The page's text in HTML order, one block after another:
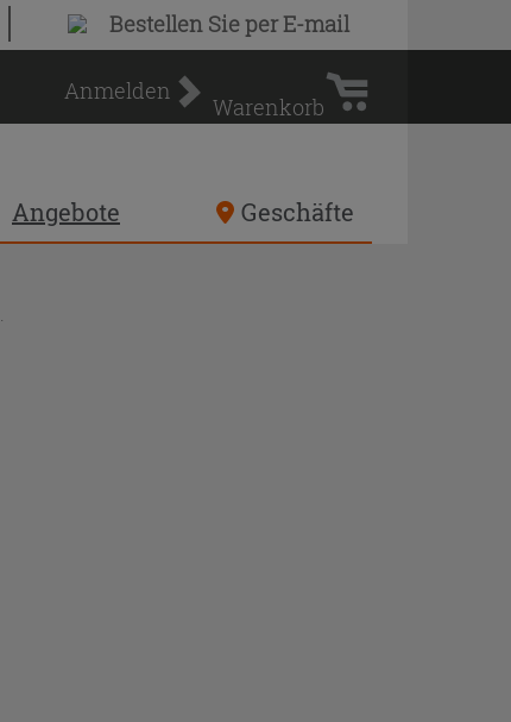
Bestellen Sieper E-mail
Anmelden
Warenkorb
Warenkorb
Angebote Geschäfte